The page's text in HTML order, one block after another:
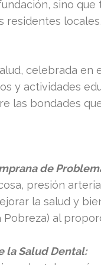
sino
residentes
celebrada en
y actividades
las bondades
de
presión
la salud y
Pobreza) al
la Salud Dental: